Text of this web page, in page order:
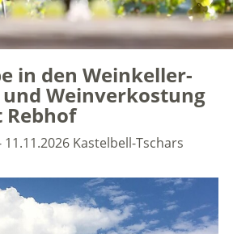
in den Weinkeller-
Weinverkostung
Rebhof
11.11.2026 Kastelbell-Tschars